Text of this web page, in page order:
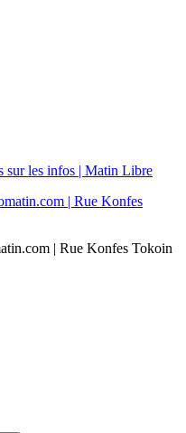
sur les infos | Matin Libre
| Rue Konfes Tokoin